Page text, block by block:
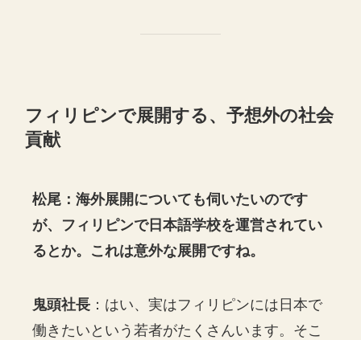
フィリピンで展開する、予想外の社会
貢献
松尾：海外展開についても伺いたいのです
が、フィリピンで日本語学校を運営されてい
るとか。これは意外な展開ですね。
鬼頭社長 ：はい、実はフィリピンには日本で
働きたいという若者がたくさんいます。そこ